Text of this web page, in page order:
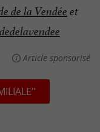
de la Vendée et
Article sponsorisé